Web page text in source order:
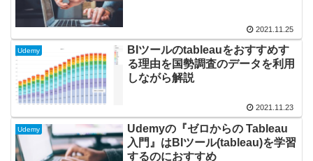
2021.11.25
Udemy
BIツールのtableauをおすすめす
る理由を国勢調査のデータを利用
しながら解説
2021.11.23
Udemy
Udemyの『ゼロからの Tableau
入門』はBIツール(tableau)を学習
するのにおすすめ